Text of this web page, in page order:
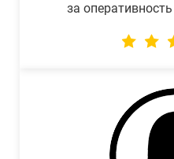
за